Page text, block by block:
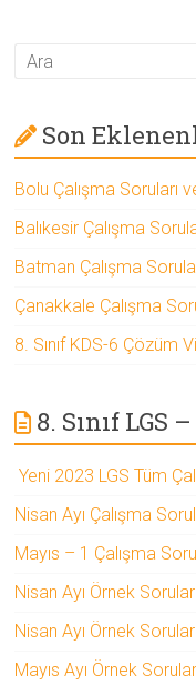
Son
Bolu Çalışma Soruları
Balıkesir Çalışma
Batman Çalışma
Çanakkale Çalışma
8. Sınıf KDS-6 Çözüm
8. Sınıf LGS
Yeni 2023 LGS Tüm
Nisan Ayı Çalışma
Mayıs – 1 Çalışma
Nisan Ayı Örnek
Nisan Ayı Örnek
Mayıs Ayı Örnek